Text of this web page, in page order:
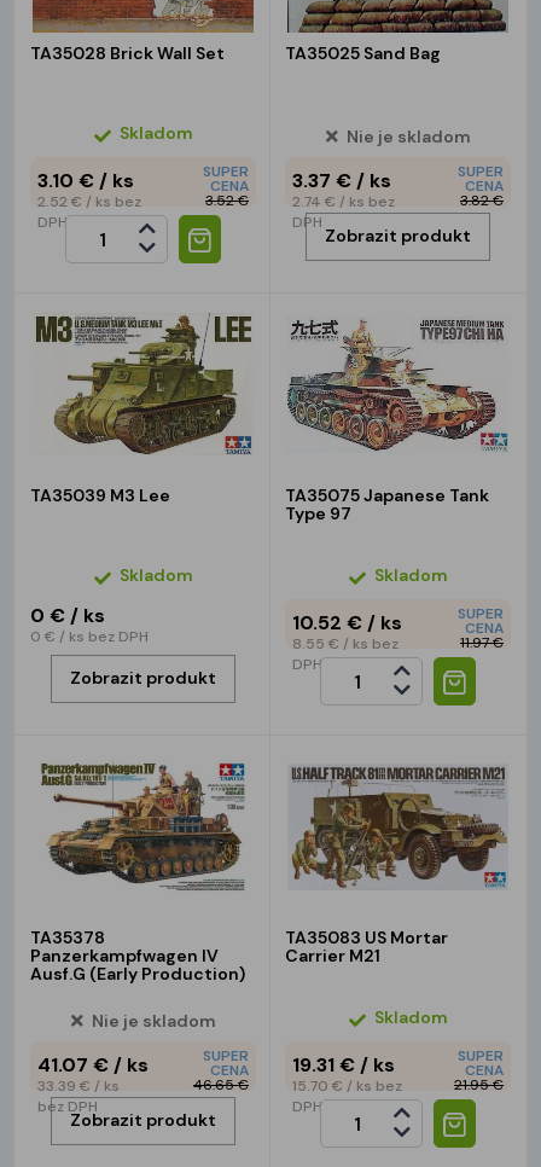
TA35028 Brick Wall Set
Skladom
3.10 €/ ks
2.52 € / ks bez
DPH
SUPER
CENA
3.52 €
TA35025 Sand Bag
Nie je skladom
3.37 €/ ks
2.74 € / ks bez
DPH
SUPER
CENA
3.82 €
Zobrazit produkt
TA35039 M3 Lee
Skladom
0 €/ ks
0 € / ks bez DPH
Zobrazit produkt
TA35075 Japanese Tank
Type 97
Skladom
10.52 €/ ks
8.55 € / ks bez
DPH
SUPER
CENA
11.97 €
TA35378
Panzerkampfwagen IV
Ausf.G (Early Production)
Nie je skladom
41.07 €/ ks
33.39 € / ks
bez DPH
SUPER
CENA
46.65 €
Zobrazit produkt
TA35083 US Mortar
Carrier M21
Skladom
19.31 €/ ks
15.70 € / ks bez
DPH
SUPER
CENA
21.95 €